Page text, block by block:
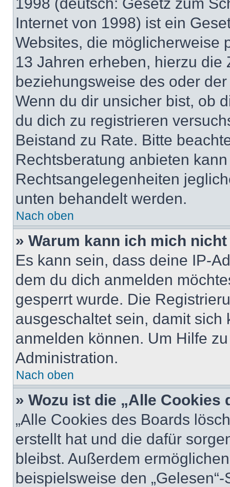
Internet von 1998) ist ein
Websites, die möglicherweise
13 Jahren erheben, hierzu die
beziehungsweise des oder
Wenn du dir unsicher bist, ob
du dich zu registrieren
Beistand zu Rate. Bitte
Rechtsberatung anbieten
Rechtsangelegenheiten
unten behandelt werden.
Nach oben
» Warum kann ich mich
Es kann sein, dass deine IP-
dem du dich anmelden
gesperrt wurde. Die
ausgeschaltet sein, damit
anmelden können. Um Hilfe
Administration.
Nach oben
» Wozu ist die „Alle
„Alle Cookies des Boards
erstellt hat und die dafür
bleibst. Außerdem
beispielsweise den